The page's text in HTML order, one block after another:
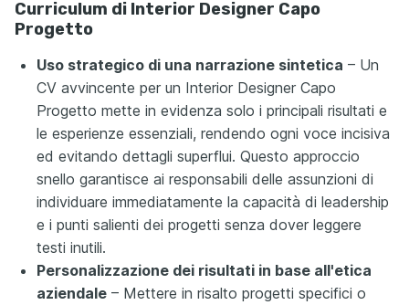
Curriculum di Interior Designer Capo
Progetto
Uso strategico di una narrazione sintetica – Un
CV avvincente per un Interior Designer Capo
Progetto mette in evidenza solo i principali risultati e
le esperienze essenziali, rendendo ogni voce incisiva
ed evitando dettagli superflui. Questo approccio
snello garantisce ai responsabili delle assunzioni di
individuare immediatamente la capacità di leadership
e i punti salienti dei progetti senza dover leggere
testi inutili.
Personalizzazione dei risultati in base all'etica
aziendale – Mettere in risalto progetti specifici o